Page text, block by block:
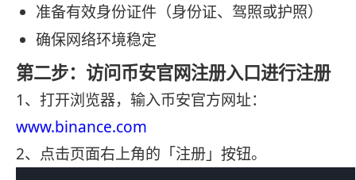
准备有效身份证件（身份证、驾照或护照）
确保网络环境稳定
第二步：访问币安官网注册入口进行注册
1、打开浏览器，输入币安官方网址：
www.binance.com
2、点击页面右上角的「注册」按钮。